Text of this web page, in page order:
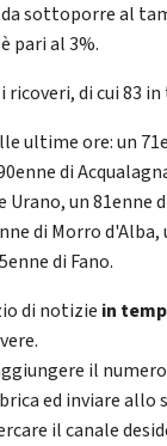
sottoporre al
pari al 3%.
ricoveri, di cui 83
ultime ore: un
di
Urano, un 81enne
di Morro
di Fano.
di notizie in
il
ed inviare
il canale